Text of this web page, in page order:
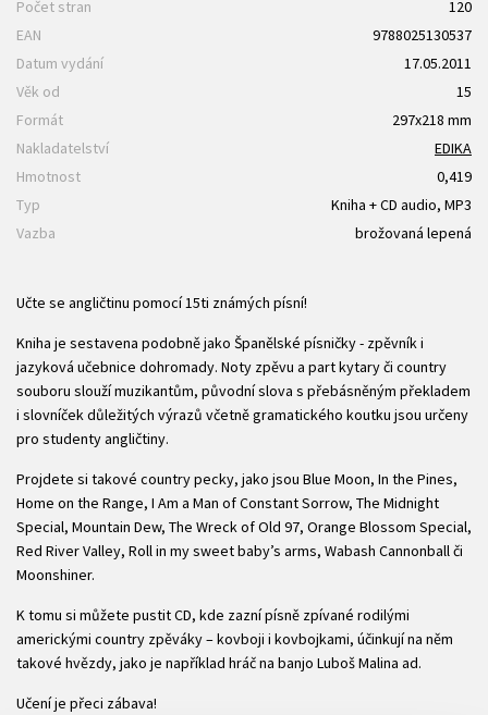
Počet stran
120
EAN
9788025130537
Datum vydání
17.05.2011
Věk od
15
Formát
297x218 mm
Nakladatelství
EDIKA
Hmotnost
0,419
Typ
Kniha + CD audio, MP3
Vazba
brožovaná lepená
Učte se angličtinu pomocí 15ti známých písní!
Kniha je sestavena podobně jako Španělské písničky - zpěvník i
jazyková učebnice dohromady. Noty zpěvu a part kytary či country
souboru slouží muzikantům, původní slova s přebásněným překladem
i slovníček důležitých výrazů včetně gramatického koutku jsou určeny
pro studenty angličtiny.
Projdete si takové country pecky, jako jsou Blue Moon, In the Pines,
Home on the Range, I Am a Man of Constant Sorrow, The Midnight
Special, Mountain Dew, The Wreck of Old 97, Orange Blossom Special,
Red River Valley, Roll in my sweet baby’s arms, Wabash Cannonball či
Moonshiner.
K tomu si můžete pustit CD, kde zazní písně zpívané rodilými
americkými country zpěváky – kovboji i kovbojkami, účinkují na něm
takové hvězdy, jako je například hráč na banjo Luboš Malina ad.
Učení je přeci zábava!